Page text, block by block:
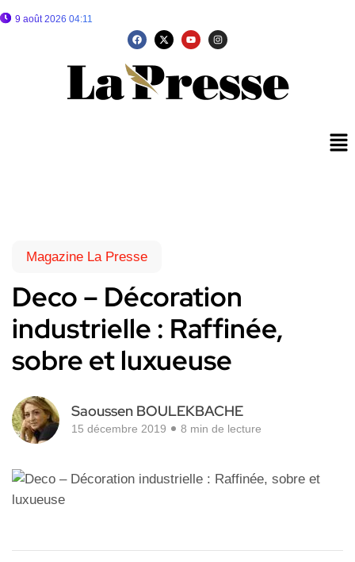
9 août 2026 04:11
Magazine La Presse
Deco – Décoration
industrielle : Raffinée,
sobre et luxueuse
Saoussen BOULEKBACHE
15 décembre 2019 8 min de lecture